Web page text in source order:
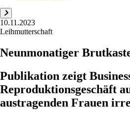
10.11.2023
Leihmutterschaft
Neunmonatiger
Publikation zeigt
Reproduktionsgeschäft
austragenden Frauen